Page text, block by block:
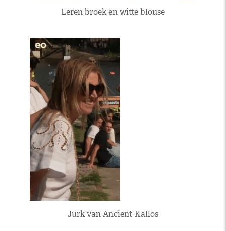
Leren broek en witte blouse
Jurk van Ancient Kallos